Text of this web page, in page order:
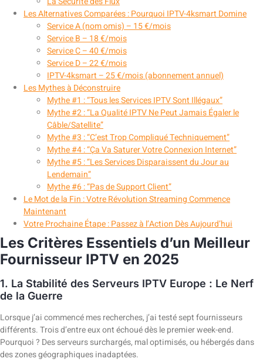
Les Alternatives Comparées : Pourquoi IPTV-4ksmart Domine
Service A (nom omis) – 15 €/mois
Service B – 18 €/mois
Service C – 40 €/mois
Service D – 22 €/mois
IPTV-4ksmart – 25 €/mois (abonnement annuel)
Les Mythes à Déconstruire
Mythe #1 : “Tous les Services IPTV Sont Illégaux”
Mythe #2 : “La Qualité IPTV Ne Peut Jamais Égaler le
Câble/Satellite”
Mythe #3 : “C’est Trop Compliqué Techniquement”
Mythe #4 : “Ça Va Saturer Votre Connexion Internet”
Mythe #5 : “Les Services Disparaissent du Jour au
Lendemain”
Mythe #6 : “Pas de Support Client”
Le Mot de la Fin : Votre Révolution Streaming Commence
Maintenant
Votre Prochaine Étape : Passez à l’Action Dès Aujourd’hui
Les Critères Essentiels d’un Meilleur
Fournisseur IPTV en 2025
1. La Stabilité des Serveurs IPTV Europe : Le Nerf
de la Guerre
Lorsque j’ai commencé mes recherches, j’ai testé sept fournisseurs
différents. Trois d’entre eux ont échoué dès le premier week-end.
Pourquoi ? Des serveurs surchargés, mal optimisés, ou hébergés dans
des zones géographiques inadaptées.